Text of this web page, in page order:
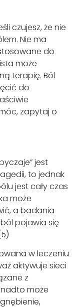
czujesz, że nie
Nie ma
do
może
terapię. Ból
do
zapytaj o
jest
to jednak
jest cały czas
może
a badania
pojawia się
w leczeniu
aktywuje sieci
z
może